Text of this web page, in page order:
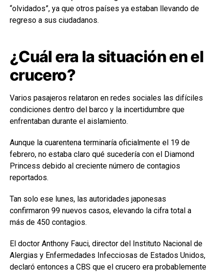
“olvidados”, ya que otros países ya estaban llevando de
regreso a sus ciudadanos.
¿Cuál era la situación en el
crucero?
Varios pasajeros relataron en redes sociales las difíciles
condiciones dentro del barco y la incertidumbre que
enfrentaban durante el aislamiento.
Aunque la cuarentena terminaría oficialmente el 19 de
febrero, no estaba claro qué sucedería con el Diamond
Princess debido al creciente número de contagios
reportados.
Tan solo ese lunes, las autoridades japonesas
confirmaron 99 nuevos casos, elevando la cifra total a
más de 450 contagios.
El doctor Anthony Fauci, director del Instituto Nacional de
Alergias y Enfermedades Infecciosas de Estados Unidos,
declaró entonces a CBS que el crucero era probablemente